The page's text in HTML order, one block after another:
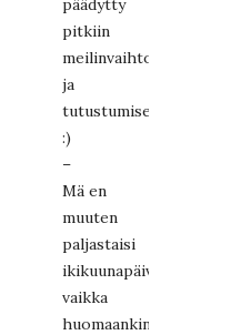
päädytty
pitkiin
meilinvaihtoihin
ja
tutustumiseenkin
:)
–
Mä en
muuten
paljastaisi
ikikuunapäivänä,
vaikka
huomaankin